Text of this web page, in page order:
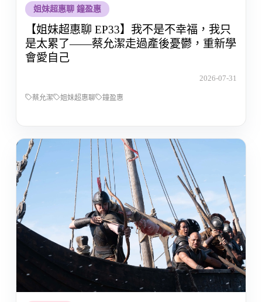
姐妹超惠聊 鐘盈惠
【姐妹超惠聊 EP33】我不是不幸福，我只
是太累了——蔡允潔走過產後憂鬱，重新學
會愛自己
2026-07-31
蔡允潔 姐妹超惠聊 鐘盈惠